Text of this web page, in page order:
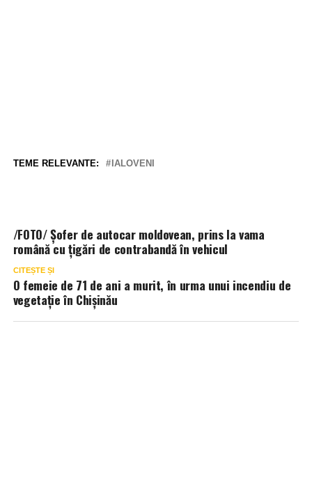
TEME RELEVANTE: IALOVENI
/FOTO/ Șofer de autocar moldovean, prins la vama
română cu țigări de contrabandă în vehicul
CITEȘTE ȘI
O femeie de 71 de ani a murit, în urma unui incendiu de
vegetație în Chișinău